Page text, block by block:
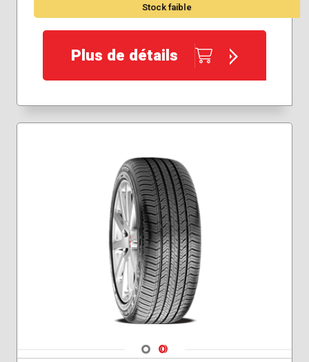
Stock faible
Plus de détails
Navigate 1
Navigate 2